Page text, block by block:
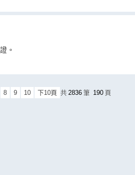
。
8 9 10 下10頁 共 2836 筆 190 頁